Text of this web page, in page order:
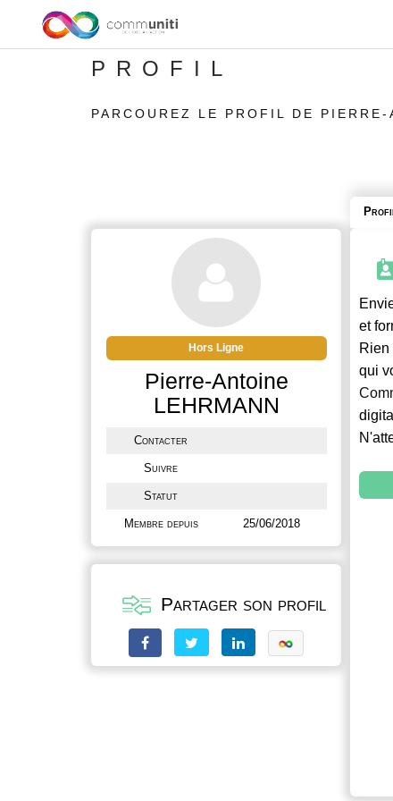
PROFIL
PARCOUREZ LE PROFIL DE PIERRE-
Hors Ligne
Pierre-Antoine
LEHRMANN
Contacter
Suivre
Statut
Membre depuis 25/06/2018
Partager son profil
et
qui